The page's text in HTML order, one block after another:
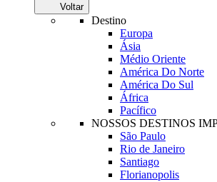
Voltar
Destino
Europa
Ásia
Médio Oriente
América Do Norte
América Do Sul
África
Pacífico
NOSSOS DESTINOS
São Paulo
Rio de Janeiro
Santiago
Florianopolis